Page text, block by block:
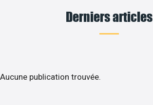
Derniers articles
Aucune publication trouvée.